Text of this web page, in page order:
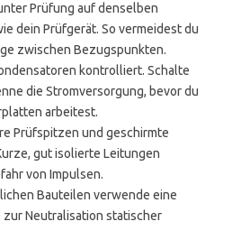
Prüfung auf denselben
dein Prüfgerät. So vermeidest du
zwischen Bezugspunkten.
kontrolliert. Schalte
die Stromversorgung, bevor du
arbeitest.
Prüfspitzen und geschirmte
gut isolierte Leitungen
von Impulsen.
Bauteilen verwende eine
Neutralisation statischer